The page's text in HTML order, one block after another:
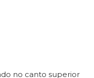
no canto superior